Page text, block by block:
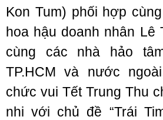
Kon Tum) phối hợp
hoa hậu doanh nhân Lê
cùng các nhà hảo
TP.HCM và nước
chức vui Tết Trung Thu
nhi với chủ đề “Trái